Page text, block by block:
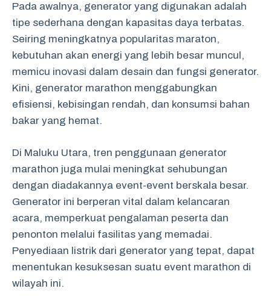
Pada awalnya, generator yang digunakan adalah
tipe sederhana dengan kapasitas daya terbatas.
Seiring meningkatnya popularitas maraton,
kebutuhan akan energi yang lebih besar muncul,
memicu inovasi dalam desain dan fungsi generator.
Kini, generator marathon menggabungkan
efisiensi, kebisingan rendah, dan konsumsi bahan
bakar yang hemat.
Di Maluku Utara, tren penggunaan generator
marathon juga mulai meningkat sehubungan
dengan diadakannya event-event berskala besar.
Generator ini berperan vital dalam kelancaran
acara, memperkuat pengalaman peserta dan
penonton melalui fasilitas yang memadai.
Penyediaan listrik dari generator yang tepat, dapat
menentukan kesuksesan suatu event marathon di
wilayah ini.